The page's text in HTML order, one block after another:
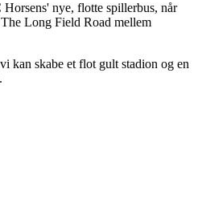
nye, flotte spillerbus, når
Long Field Road mellem
kan skabe et flot gult stadion og en